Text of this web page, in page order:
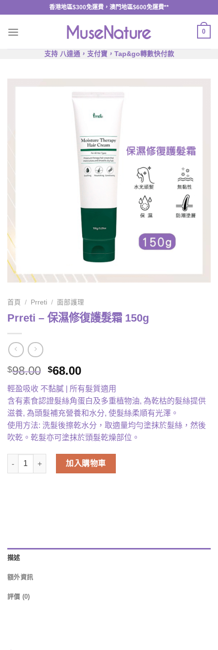
content
香港地區$300免運費，澳門地區$600免運費**
0
支持 八達通，支付寶，Tap&go轉數快付款
首頁 / Prreti / 面部護理
Prreti – 保濕修復護髮霜 150g
$98.00 Original
price
was:
$98.00.
$68.00Current
price
is:
$68.00.
輕盈吸收 不黏膩 | 所有髮質適用
含有素食認證髮絲角蛋白及多重植物油, 為乾枯的髮絲提供
滋養, 為頭髮補充營養和水分, 使髮絲柔順有光澤。
使用方法: 洗髮後擦乾水分，取適量均勻塗抹於髮絲，然後
吹乾。乾髮亦可塗抹於頭髮乾燥部位。
Prreti - 保濕修復護髮霜 150g 數量
加入購物車
描述
額外資訊
評價 (0)